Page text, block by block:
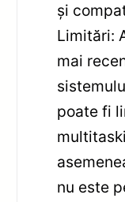
și
Limitări:
mai
poate fi
nu este